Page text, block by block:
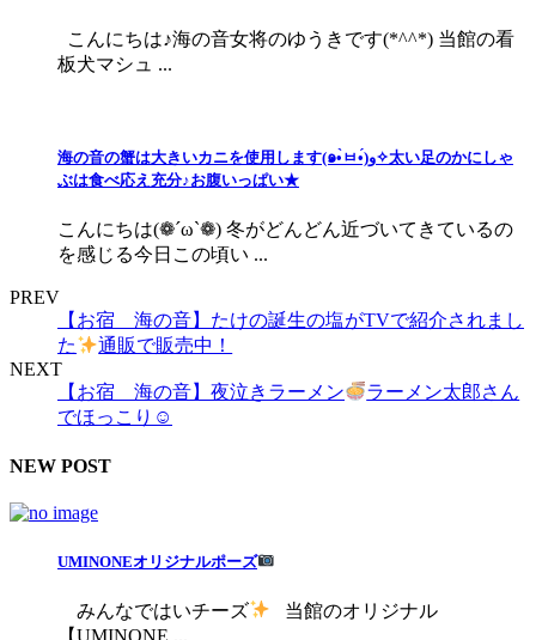
こんにちは♪海の音女将のゆうきです(*^^*) 当館の看
板犬マシュ ...
海の音の蟹は大きいカニを使用します(๑•̀ㅂ•́)و✧太い足のかにしゃ
ぶは食べ応え充分♪お腹いっぱい★
こんにちは(❁︎´ω`❁︎) 冬がどんどん近づいてきているの
を感じる今日この頃い ...
PREV
【お宿 海の音】たけの誕生の塩がTVで紹介されまし
た
通販で販売中！
NEXT
【お宿 海の音】夜泣きラーメン
ラーメン太郎さん
でほっこり☺
NEW POST
UMINONEオリジナルポーズ
みんなではいチーズ
当館のオリジナル
【UMINONE ...